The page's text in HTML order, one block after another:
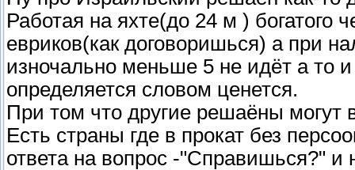
Работая на яхте(до 24 м ) богатого
евриков(как договоришься) а при
изночально меньше 5 не идёт а то
определяется словом ценется.
При том что другие решаёны могут
Есть страны где в прокат без
ответа на вопрос -"Справишься?" и